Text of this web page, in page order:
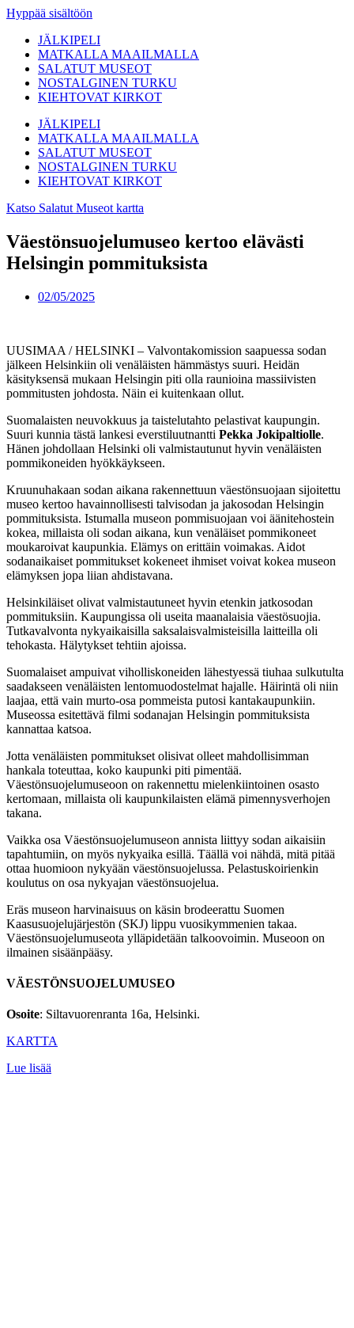
Hyppää sisältöön
JÄLKIPELI
MATKALLA MAAILMALLA
SALATUT MUSEOT
NOSTALGINEN TURKU
KIEHTOVAT KIRKOT
JÄLKIPELI
MATKALLA MAAILMALLA
SALATUT MUSEOT
NOSTALGINEN TURKU
KIEHTOVAT KIRKOT
Katso Salatut Museot kartta
Väestönsuojelumuseo kertoo elävästi
Helsingin pommituksista
02/05/2025
UUSIMAA / HELSINKI – Valvontakomission saapuessa sodan
jälkeen Helsinkiin oli venäläisten hämmästys suuri. Heidän
käsityksensä mukaan Helsingin piti olla raunioina massiivisten
pommitusten johdosta. Näin ei kuitenkaan ollut.
Suomalaisten neuvokkuus ja taistelutahto pelastivat kaupungin.
Suuri kunnia tästä lankesi everstiluutnantti Pekka Jokipaltiolle.
Hänen johdollaan Helsinki oli valmistautunut hyvin venäläisten
pommikoneiden hyökkäykseen.
Kruunuhakaan sodan aikana rakennettuun väestönsuojaan sijoitettu
museo kertoo havainnollisesti talvisodan ja jakosodan Helsingin
pommituksista. Istumalla museon pommisuojaan voi äänitehostein
kokea, millaista oli sodan aikana, kun venäläiset pommikoneet
moukaroivat kaupunkia. Elämys on erittäin voimakas. Aidot
sodanaikaiset pommitukset kokeneet ihmiset voivat kokea museon
elämyksen jopa liian ahdistavana.
Helsinkiläiset olivat valmistautuneet hyvin etenkin jatkosodan
pommituksiin. Kaupungissa oli useita maanalaisia väestösuojia.
Tutkavalvonta nykyaikaisilla saksalaisvalmisteisilla laitteilla oli
tehokasta. Hälytykset tehtiin ajoissa.
Suomalaiset ampuivat viholliskoneiden lähestyessä tiuhaa sulkutulta
saadakseen venäläisten lentomuodostelmat hajalle. Häirintä oli niin
laajaa, että vain murto-osa pommeista putosi kantakaupunkiin.
Museossa esitettävä filmi sodanajan Helsingin pommituksista
kannattaa katsoa.
Jotta venäläisten pommitukset olisivat olleet mahdollisimman
hankala toteuttaa, koko kaupunki piti pimentää.
Väestönsuojelumuseoon on rakennettu mielenkiintoinen osasto
kertomaan, millaista oli kaupunkilaisten elämä pimennysverhojen
takana.
Vaikka osa Väestönsuojelumuseon annista liittyy sodan aikaisiin
tapahtumiin, on myös nykyaika esillä. Täällä voi nähdä, mitä pitää
ottaa huomioon nykyään väestönsuojelussa. Pelastuskoirienkin
koulutus on osa nykyajan väestönsuojelua.
Eräs museon harvinaisuus on käsin brodeerattu Suomen
Kaasusuojelujärjestön (SKJ) lippu vuosikymmenien takaa.
Väestönsuojelumuseota ylläpidetään talkoovoimin. Museoon on
ilmainen sisäänpääsy.
VÄESTÖNSUOJELUMUSEO
Osoite: Siltavuorenranta 16a, Helsinki.
KARTTA
Lue lisää